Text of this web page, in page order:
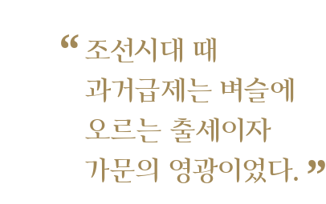
“조선시대 때
과거급제는 벼슬에
오르는 출세이자
가문의 영광이었다. ”